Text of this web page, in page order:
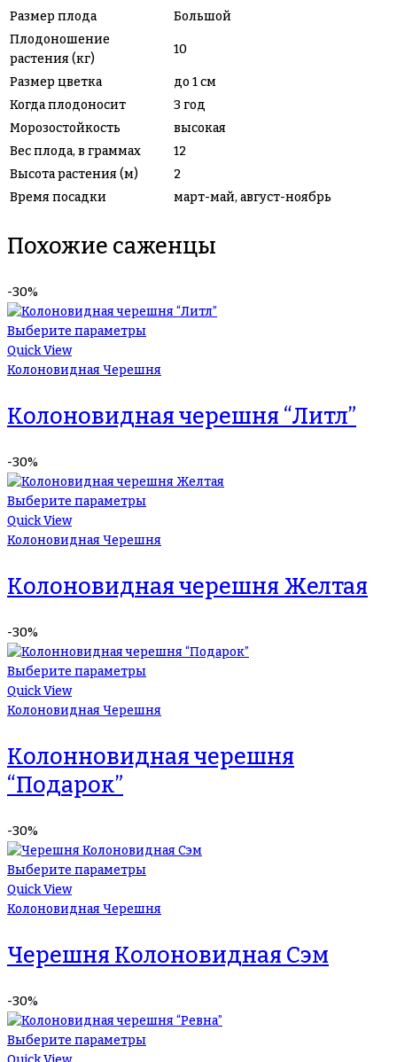
Размер плода
Большой
Плодоношение
растения (кг)
10
Размер цветка
до 1 см
Когда плодоносит
3 год
Морозостойкость
высокая
Вес плода, в граммах
12
Высота растения (м)
2
Время посадки
март-май, август-ноябрь
Похожие саженцы
-30%
Выберите параметры
Quick View
Колоновидная Черешня
Колоновидная черешня “Литл”
-30%
Выберите параметры
Quick View
Колоновидная Черешня
Колоновидная черешня Желтая
-30%
Выберите параметры
Quick View
Колоновидная Черешня
Колонновидная черешня
“Подарок”
-30%
Выберите параметры
Quick View
Колоновидная Черешня
Черешня Колоновидная Сэм
-30%
Выберите параметры